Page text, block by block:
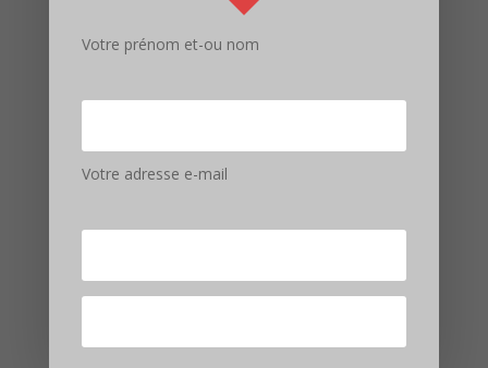
Votre prénom et-ou nom
Votre adresse e-mail